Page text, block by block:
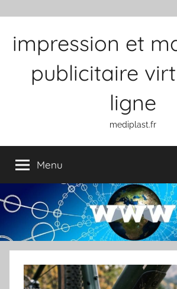
impression et
publicitaire
ligne
mediplast.fr
Menu